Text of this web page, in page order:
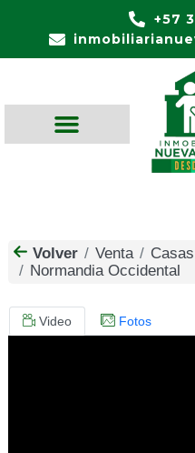
+57
Volver Venta Casas
Normandia Occidental
Video Fotos